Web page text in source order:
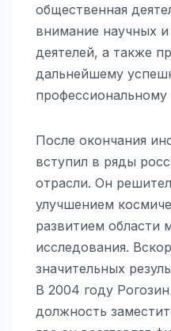
общественная
внимание научных и
деятелей, а также
дальнейшему
профессиональному
После окончания
вступил в ряды
отрасли. Он
улучшением
развитием области
исследования.
значительных
В 2004 году
должность